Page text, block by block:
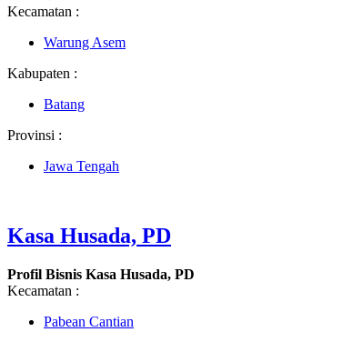
Kecamatan :
Warung Asem
Kabupaten :
Batang
Provinsi :
Jawa Tengah
Kasa Husada, PD
Profil Bisnis Kasa Husada, PD
Kecamatan :
Pabean Cantian